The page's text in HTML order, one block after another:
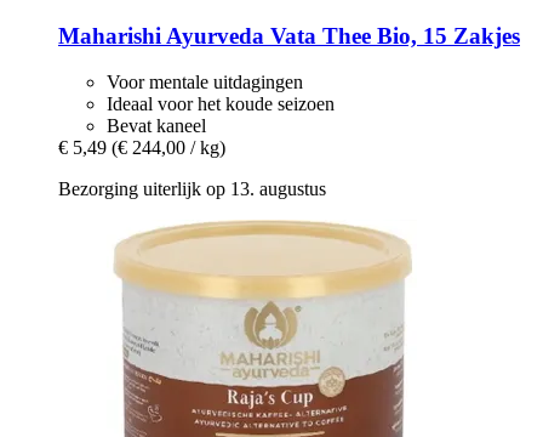
Maharishi Ayurveda Vata Thee Bio, 15 Zakjes
Voor mentale uitdagingen
Ideaal voor het koude seizoen
Bevat kaneel
€ 5,49 (€ 244,00 / kg)
Bezorging uiterlijk op 13. augustus